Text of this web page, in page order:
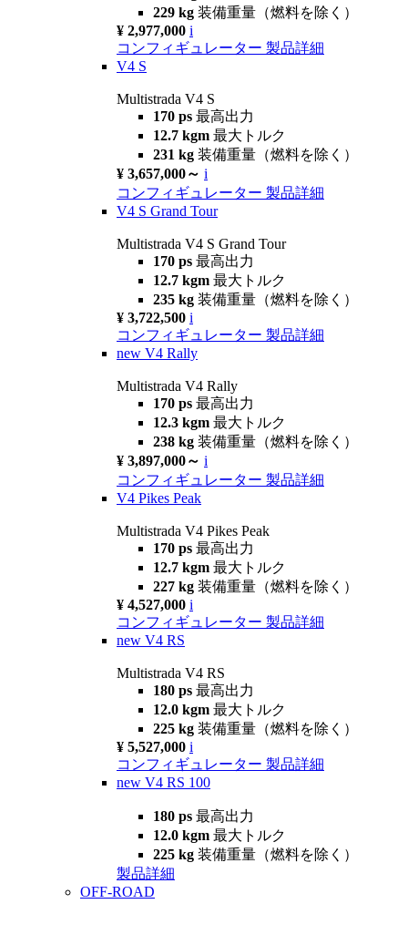
229 kg 装備重量（燃料を除く）
¥ 2,977,000 i
コンフィギュレーター 製品詳細
V4 S
Multistrada V4 S
170 ps 最高出力
12.7 kgm 最大トルク
231 kg 装備重量（燃料を除く）
¥ 3,657,000～ i
コンフィギュレーター 製品詳細
V4 S Grand Tour
Multistrada V4 S Grand Tour
170 ps 最高出力
12.7 kgm 最大トルク
235 kg 装備重量（燃料を除く）
¥ 3,722,500 i
コンフィギュレーター 製品詳細
new V4 Rally
Multistrada V4 Rally
170 ps 最高出力
12.3 kgm 最大トルク
238 kg 装備重量（燃料を除く）
¥ 3,897,000～ i
コンフィギュレーター 製品詳細
V4 Pikes Peak
Multistrada V4 Pikes Peak
170 ps 最高出力
12.7 kgm 最大トルク
227 kg 装備重量（燃料を除く）
¥ 4,527,000 i
コンフィギュレーター 製品詳細
new V4 RS
Multistrada V4 RS
180 ps 最高出力
12.0 kgm 最大トルク
225 kg 装備重量（燃料を除く）
¥ 5,527,000 i
コンフィギュレーター 製品詳細
new V4 RS 100
180 ps 最高出力
12.0 kgm 最大トルク
225 kg 装備重量（燃料を除く）
製品詳細
OFF-ROAD